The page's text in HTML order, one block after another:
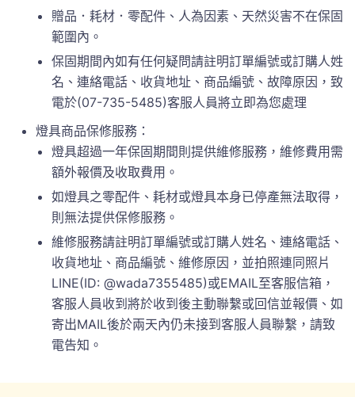
贈品．耗材．零配件、人為因素、天然災害不在保固
範圍內。
保固期間內如有任何疑問請註明訂單編號或訂購人姓
名、連絡電話、收貨地址、商品編號、故障原因，致
電於(07-735-5485)客服人員將立即為您處理
燈具商品保修服務：
燈具超過一年保固期間則提供維修服務，維修費用需
額外報價及收取費用。
如燈具之零配件、耗材或燈具本身已停產無法取得，
則無法提供保修服務。
維修服務請註明訂單編號或訂購人姓名、連絡電話、
收貨地址、商品編號、維修原因，並拍照連同照片
LINE(ID: @wada7355485)或EMAIL至客服信箱，
客服人員收到將於收到後主動聯繫或回信並報價、如
寄出MAIL後於兩天內仍未接到客服人員聯繫，請致
電告知。